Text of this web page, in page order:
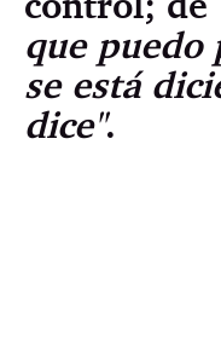
que puedo
se está
dice".